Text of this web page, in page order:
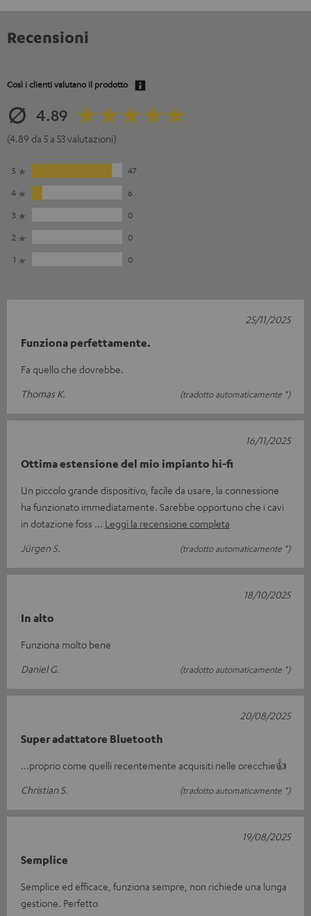
Recensioni
Così i clienti valutano il prodotto
4.89
(4.89 da 5 a 53 valutazioni)
5
47
4
6
3
0
2
0
1
0
Funziona perfettamente.
Fa quello che dovrebbe.
Thomas K.
(tradotto automaticamente *)
25/11/2025
Ottima estensione del mio impianto hi-fi
Un piccolo grande dispositivo, facile da usare, la connessione
ha funzionato immediatamente. Sarebbe opportuno che i cavi
in dotazione foss
Leggi la recensione completa
Jürgen S.
(tradotto automaticamente *)
16/11/2025
In alto
Funziona molto bene
Daniel G.
(tradotto automaticamente *)
18/10/2025
Super adattatore Bluetooth
...proprio come quelli recentemente acquisiti nelle orecchie👍
Christian S.
(tradotto automaticamente *)
20/08/2025
Semplice
Semplice ed efficace, funziona sempre, non richiede una lunga
gestione. Perfetto
19/08/2025